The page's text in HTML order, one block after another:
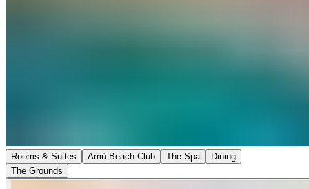
Rooms & Suites​​​​‌ ‍ ​‍​‍‌‍ ‌ ​‍‌‍‍‌‌‍‌ ‌‍‍‌‌‍ ‍​‍​‍​ ‍‍​‍​‍‌ ​ ‌‍​‌‌‍ ‍‌‍‍‌‌ ‌​‌ ‍‌​‍ ‍‌‍‍‌‌‍ ​‍​‍​‍ ​​‍​‍‌‍‍​‌ ​‍‌‍‌‌‌‍‌‍​‍​‍​ ‍‍​‍​‍‌‍‍​‌ ‌​‌ ‌​‌ ​​‌ ​ ​ ‍‍​‍ ​‍ ‌‍ ​​‍ ‌‌‍​‌‌‍ ‍‌‍‌​​‍ ‌‌ ​‍​‍ ‌‌‍‍​‌‍ ‌ ‌​‌‍‌‌‌‍ ​‌ ​ ​‍ ‌‌ ​ ‌ ‌​‌ ‌‌‌‍‌​‌‍‍‌‌‍ ​‍ ‍‌ ‌‍‌‍‌‌‌ ​‍‌‍​ ‌‍‌‌‌‍ ​​‍ ‍‌‍​‌‌ ​​‌ ​​​‍ ‌‍‍‌‌‍ ‍‌ ‌​‌‍‌‌‌‍ ‍‌ ‌​​‍ ‌‍‌‌‌‍‌​‌‍‍‌‌ ‌​​‍ ‌‍ ‌‌‍ ‌‍‌​‌‍‌‌​ ‌‌ ​​‌ ​‍‌‍‌‌‌ ​ ‌‍‌‌‌‍ ‍‌ ‌​‌‍​‌‌ ‌​‌‍‍‌‌‍ ‌‍ ‍​ ‍ ‌‍‍‌‌‍‌​​ ‌​ ‌‍​ ‌‌‌‍‌‌​ ‌‍​ ‍‌‌‍‌‍‌‍​ ‌‍‌​​‍ ‌‌‍‌‌‌‍​‌​ ‌​​ ‍‌​‍ ‌​ ‌​​ ‍​‌‍‌‍‌‍​‍​‍ ‌‌‍​‌​ ‌ ​ ‌ ​ ‌​​‍ ‌​ ​ ‌‍​‌‌‍‌‌​ ​​​ ‍‌‌‍​ ‌‍​‌‌‍‌‌​ ​‌‌‍‌‍​ ​‌​ ​ ​ ‍ ‌ ‌​‌ ‍‌‌ ​​‌‍‌‌​ ‌‌‍‍​‌‍ ‌ ‌​‌‍‌‌‌‍ ​‌‌​ ‌‍‍‌‌ ‌​‌‍‌‌‌‌​​‌‍​‌‌‍‌ ‌‍‌‌​ ‍ ‌ ​​‌‍​‌‌ ‌​‌‍‍​​ ‌‌ ​​‌‍​‌‌‍‌ ‌‍‌‌‌​​‍‌ ‌‌‌‍‍‌‌‍ ​‌‍‌​‌‍‌‌‌ ​‍​‍‌‌​ ‌‌‌​​‍‌‌ ‌‍‍ ‌‍‌‌‌ ‍‌​‍‌‌​ ​ ‌​‌​​‍‌‌​ ​ ‌​‌​​‍‌‌​ ​‍​ ​‍​ ​‍‌‍​ ‌‍​ ‌‍​‍​ ‌​‌‍​‍​ ​​​ ​‍​ ‌​‌‍​‍‌‍​‍‌‍‌​​‍‌‌​ ​‍​ ​‍​‍‌‌​ ‌‌‌​‌​​‍ ‍‌‍‌ ‌‍​‌‌‍ ​‌‍ ​‌‍‌‌‌ ​‍‌‍‍‌‌‍‌‌‌ ​ ​‍‌‌​ ‌‌‌​​‍‌‌ ‌‍‍ ‌‍‌‌‌ ‍‌​‍‌‌​ ​ ‌​‌​​‍‌‌​ ​ ‌​‌​​‍‌‌​ ​‍​ ​‍​ ​ ​ ‌‌​ ‌‍​ ​ ​ ​‌​ ‌ ​ ‌‍‌‍​‍‌‍​‍​ ​‌​ ‌​‌‍​‍​‍‌‌​ ​‍​ ​‍​‍‌‌​ ‌‌‌​‌​​‍ ‍‌ ‌​‌‍‍‌‌ ‌​‌‍ ​‌‍‌‌​ ‌‍​‍‌‍​‌‌ ​ ‌‍‌‌‌‌‌‌‌ ​‍‌‍ ​​ ‌‌‍‍​‌ ‌​‌ ‌​‌ ​​‌ ​ ​‍‌‌​ ​ ‌​​‌​‍‌‌​ ​‍‌​‌‍​‍‌‌​ ​‍‌​‌‍‌‍ ​​‍ ‌‌‍​‌‌‍ ‍‌‍‌​​‍ ‌‌ ​‍​‍ ‌‌‍‍​‌‍ ‌ ‌​‌‍‌‌‌‍ ​‌ ​ ​‍ ‌‌ ​ ‌ ‌​‌ ‌‌‌‍‌​‌‍‍‌‌‍ ​‍ ‍‌ ‌‍‌‍‌‌‌ ​‍‌‍​ ‌‍‌‌‌‍ ​​‍ ‍‌‍​‌‌ ​​‌ ​​​‍‌‍‌‍‍‌‌‍‌​​ ‌​ ‌‍​ ‌‌‌‍‌‌​ ‌‍​ ‍‌‌‍‌‍‌‍​ ‌‍‌​​‍ ‌‌‍‌‌‌‍​‌​ ‌​​ ‍‌​‍ ‌​ ‌​​ ‍​‌‍‌‍‌‍​‍​‍ ‌‌‍​‌​ ‌ ​ ‌ ​ ‌​​‍ ‌​ ​ ‌‍​‌‌‍‌‌​ ​​​ ‍‌‌‍​ ‌‍​‌‌‍‌‌​ ​‌‌‍‌‍​ ​‌​ ​ ​‍‌‍‌ ‌​‌ ‍‌‌ ​​‌‍‌‌​ ‌‌‍‍​‌‍ ‌ ‌​‌‍‌‌‌‍ ​‌‌​ ‌‍‍‌‌ ‌​‌‍‌‌‌‌​​‌‍​‌‌‍‌ ‌‍‌‌​‍‌‍‌ ​​‌‍​‌‌ ‌​‌‍‍​​ ‌‌ ​​‌‍​‌‌‍‌ ‌‍‌‌‌​​‍‌ ‌‌‌‍‍‌‌‍ ​‌‍‌​‌‍‌‌‌ ​‍​‍‌‌​ ‌‌‌​​‍‌‌ ‌‍‍ ‌‍‌‌‌ ‍‌​‍‌‌​ ​ ‌​‌​​‍‌‌​ ​ ‌​‌​​‍‌‌​ ​‍​ ​‍​ ​‍‌‍​ ‌‍​ ‌‍​‍​ ‌​‌‍​‍​ ​​​ ​‍​ ‌​‌‍​‍‌‍​‍‌‍‌​​‍‌‌​ ​‍​ ​‍​‍‌‌​ ‌‌‌​‌​​‍ ‍‌‍‌ ‌‍​‌‌‍ ​‌‍ ​‌‍‌‌‌ ​‍‌‍‍‌‌‍‌‌‌ ​ ​‍‌‌​ ‌‌‌​​‍‌‌ ‌‍‍ ‌‍‌‌‌ ‍‌​‍‌‌​ ​ ‌​‌​​‍‌‌​ ​ ‌​‌​​‍‌‌​ ​‍​ ​‍​ ​ ​ ‌‌​ ‌‍​ ​ ​ ​‌​ ‌ ​ ‌‍‌‍​‍‌‍​‍​ ​‌​ ‌​‌‍​‍​‍‌‌​ ​‍​ ​‍​‍‌‌​ ‌‌‌​‌​​‍ ‍‌ ‌​‌‍‍‌‌ ‌​‌‍ ​‌‍‌‌​‍‌‍‌ ​​‌‍‌‌‌ ​‍‌ ​ ‌ ​​‌‍‌‌‌‍​ ‌ ‌​‌‍‍‌‌ ‌‍‌‍‌‌​ ‌‌ ​​‌ ‌‌‌‍​‍‌‍ ​‌‍‍‌‌ ​ ‌‍‍​‌‍‌‌‌‍‌​​‍​‍‌ ‌ Amù Beach Club​​​​‌ ‍ ​‍​‍‌‍ ‌ ​‍‌‍‍‌‌‍‌ ‌‍‍‌‌‍ ‍​‍​‍​ ‍‍​‍​‍‌ ​ ‌‍​‌‌‍ ‍‌‍‍‌‌ ‌​‌ ‍‌​‍ ‍‌‍‍‌‌‍ ​‍​‍​‍ ​​‍​‍‌‍‍​‌ ​‍‌‍‌‌‌‍‌‍​‍​‍​ ‍‍​‍​‍‌‍‍​‌ ‌​‌ ‌​‌ ​​‌ ​ ​ ‍‍​‍ ​‍ ‌‍ ​​‍ ‌‌‍​‌‌‍ ‍‌‍‌​​‍ ‌‌ ​‍​‍ ‌‌‍‍​‌‍ ‌ ‌​‌‍‌‌‌‍ ​‌ ​ ​‍ ‌‌ ​ ‌ ‌​‌ ‌‌‌‍‌​‌‍‍‌‌‍ ​‍ ‍‌ ‌‍‌‍‌‌‌ ​‍‌‍​ ‌‍‌‌‌‍ ​​‍ ‍‌‍​‌‌ ​​‌ ​​​‍ ‌‍‍‌‌‍ ‍‌ ‌​‌‍‌‌‌‍ ‍‌ ‌​​‍ ‌‍‌‌‌‍‌​‌‍‍‌‌ ‌​​‍ ‌‍ ‌‌‍ ‌‍‌​‌‍‌‌​ ‌‌ ​​‌ ​‍‌‍‌‌‌ ​ ‌‍‌‌‌‍ ‍‌ ‌​‌‍​‌‌ ‌​‌‍‍‌‌‍ ‌‍ ‍​ ‍ ‌‍‍‌‌‍‌​​ ‌​ ‌‍​ ‌‌‌‍‌‌​ ‌‍​ ‍‌‌‍‌‍‌‍​ ‌‍‌​​‍ ‌‌‍‌‌‌‍​‌​ ‌​​ ‍‌​‍ ‌​ ‌​​ ‍​‌‍‌‍‌‍​‍​‍ ‌‌‍​‌​ ‌ ​ ‌ ​ ‌​​‍ ‌​ ​ ‌‍​‌‌‍‌‌​ ​​​ ‍‌‌‍​ ‌‍​‌‌‍‌‌​ ​‌‌‍‌‍​ ​‌​ ​ ​ ‍ ‌ ‌​‌ ‍‌‌ ​​‌‍‌‌​ ‌‌‍‍​‌‍ ‌ ‌​‌‍‌‌‌‍ ​‌‌​ ‌‍‍‌‌ ‌​‌‍‌‌‌‌​​‌‍​‌‌‍‌ ‌‍‌‌​ ‍ ‌ ​​‌‍​‌‌ ‌​‌‍‍​​ ‌‌ ​​‌‍​‌‌‍‌ ‌‍‌‌‌​​‍‌ ‌‌‌‍‍‌‌‍ ​‌‍‌​‌‍‌‌‌ ​‍​‍‌‌​ ‌‌‌​​‍‌‌ ‌‍‍ ‌‍‌‌‌ ‍‌​‍‌‌​ ​ ‌​‌​​‍‌‌​ ​ ‌​‌​​‍‌‌​ ​‍​ ​‍​ ​‍‌‍​ ‌‍​ ‌‍​‍​ ‌​‌‍​‍​ ​​​ ​‍​ ‌​‌‍​‍‌‍​‍‌‍‌​​‍‌‌​ ​‍​ ​‍​‍‌‌​ ‌‌‌​‌​​‍ ‍‌‍‌ ‌‍​‌‌‍ ​‌‍ ​‌‍‌‌‌ ​‍‌‍‍‌‌‍‌‌‌ ​ ​‍‌‌​ ‌‌‌​​‍‌‌ ‌‍‍ ‌‍‌‌‌ ‍‌​‍‌‌​ ​ ‌​‌​​‍‌‌​ ​ ‌​‌​​‍‌‌​ ​‍​ ​‍​ ‌‍​ ‍‌‌‍​‌‌‍‌​​ ​‍​ ‍‌​ ‌‍‌‍​‌‌‍‌​‌‍‌‍​ ​‌‌‍‌​​‍‌‌​ ​‍​ ​‍​‍‌‌​ ‌‌‌​‌​​‍ ‍‌ ‌​‌‍‍‌‌ ‌​‌‍ ​‌‍‌‌​ ‌‍​‍‌‍​‌‌ ​ ‌‍‌‌‌‌‌‌‌ ​‍‌‍ ​​ ‌‌‍‍​‌ ‌​‌ ‌​‌ ​​‌ ​ ​‍‌‌​ ​ ‌​​‌​‍‌‌​ ​‍‌​‌‍​‍‌‌​ ​‍‌​‌‍‌‍ ​​‍ ‌‌‍​‌‌‍ ‍‌‍‌​​‍ ‌‌ ​‍​‍ ‌‌‍‍​‌‍ ‌ ‌​‌‍‌‌‌‍ ​‌ ​ ​‍ ‌‌ ​ ‌ ‌​‌ ‌‌‌‍‌​‌‍‍‌‌‍ ​‍ ‍‌ ‌‍‌‍‌‌‌ ​‍‌‍​ ‌‍‌‌‌‍ ​​‍ ‍‌‍​‌‌ ​​‌ ​​​‍‌‍‌‍‍‌‌‍‌​​ ‌​ ‌‍​ ‌‌‌‍‌‌​ ‌‍​ ‍‌‌‍‌‍‌‍​ ‌‍‌​​‍ ‌‌‍‌‌‌‍​‌​ ‌​​ ‍‌​‍ ‌​ ‌​​ ‍​‌‍‌‍‌‍​‍​‍ ‌‌‍​‌​ ‌ ​ ‌ ​ ‌​​‍ ‌​ ​ ‌‍​‌‌‍‌‌​ ​​​ ‍‌‌‍​ ‌‍​‌‌‍‌‌​ ​‌‌‍‌‍​ ​‌​ ​ ​‍‌‍‌ ‌​‌ ‍‌‌ ​​‌‍‌‌​ ‌‌‍‍​‌‍ ‌ ‌​‌‍‌‌‌‍ ​‌‌​ ‌‍‍‌‌ ‌​‌‍‌‌‌‌​​‌‍​‌‌‍‌ ‌‍‌‌​‍‌‍‌ ​​‌‍​‌‌ ‌​‌‍‍​​ ‌‌ ​​‌‍​‌‌‍‌ ‌‍‌‌‌​​‍‌ ‌‌‌‍‍‌‌‍ ​‌‍‌​‌‍‌‌‌ ​‍​‍‌‌​ ‌‌‌​​‍‌‌ ‌‍‍ ‌‍‌‌‌ ‍‌​‍‌‌​ ​ ‌​‌​​‍‌‌​ ​ ‌​‌​​‍‌‌​ ​‍​ ​‍​ ​‍‌‍​ ‌‍​ ‌‍​‍​ ‌​‌‍​‍​ ​​​ ​‍​ ‌​‌‍​‍‌‍​‍‌‍‌​​‍‌‌​ ​‍​ ​‍​‍‌‌​ ‌‌‌​‌​​‍ ‍‌‍‌ ‌‍​‌‌‍ ​‌‍ ​‌‍‌‌‌ ​‍‌‍‍‌‌‍‌‌‌ ​ ​‍‌‌​ ‌‌‌​​‍‌‌ ‌‍‍ ‌‍‌‌‌ ‍‌​‍‌‌​ ​ ‌​‌​​‍‌‌​ ​ ‌​‌​​‍‌‌​ ​‍​ ​‍​ ‌‍​ ‍‌‌‍​‌‌‍‌​​ ​‍​ ‍‌​ ‌‍‌‍​‌‌‍‌​‌‍‌‍​ ​‌‌‍‌​​‍‌‌​ ​‍​ ​‍​‍‌‌​ ‌‌‌​‌​​‍ ‍‌ ‌​‌‍‍‌‌ ‌​‌‍ ​‌‍‌‌​‍‌‍‌ ​​‌‍‌‌‌ ​‍‌ ​ ‌ ​​‌‍‌‌‌‍​ ‌ ‌​‌‍‍‌‌ ‌‍‌‍‌‌​ ‌‌ ​​‌ ‌‌‌‍​‍‌‍ ​‌‍‍‌‌ ​ ‌‍‍​‌‍‌‌‌‍‌​​‍​‍‌ ‌ The Spa​​​​‌ ‍ ​‍​‍‌‍ ‌ ​‍‌‍‍‌‌‍‌ ‌‍‍‌‌‍ ‍​‍​‍​ ‍‍​‍​‍‌ ​ ‌‍​‌‌‍ ‍‌‍‍‌‌ ‌​‌ ‍‌​‍ ‍‌‍‍‌‌‍ ​‍​‍​‍ ​​‍​‍‌‍‍​‌ ​‍‌‍‌‌‌‍‌‍​‍​‍​ ‍‍​‍​‍‌‍‍​‌ ‌​‌ ‌​‌ ​​‌ ​ ​ ‍‍​‍ ​‍ ‌‍ ​​‍ ‌‌‍​‌‌‍ ‍‌‍‌​​‍ ‌‌ ​‍​‍ ‌‌‍‍​‌‍ ‌ ‌​‌‍‌‌‌‍ ​‌ ​ ​‍ ‌‌ ​ ‌ ‌​‌ ‌‌‌‍‌​‌‍‍‌‌‍ ​‍ ‍‌ ‌‍‌‍‌‌‌ ​‍‌‍​ ‌‍‌‌‌‍ ​​‍ ‍‌‍​‌‌ ​​‌ ​​​‍ ‌‍‍‌‌‍ ‍‌ ‌​‌‍‌‌‌‍ ‍‌ ‌​​‍ ‌‍‌‌‌‍‌​‌‍‍‌‌ ‌​​‍ ‌‍ ‌‌‍ ‌‍‌​‌‍‌‌​ ‌‌ ​​‌ ​‍‌‍‌‌‌ ​ ‌‍‌‌‌‍ ‍‌ ‌​‌‍​‌‌ ‌​‌‍‍‌‌‍ ‌‍ ‍​ ‍ ‌‍‍‌‌‍‌​​ ‌​ ‌‍​ ‌‌‌‍‌‌​ ‌‍​ ‍‌‌‍‌‍‌‍​ ‌‍‌​​‍ ‌‌‍‌‌‌‍​‌​ ‌​​ ‍‌​‍ ‌​ ‌​​ ‍​‌‍‌‍‌‍​‍​‍ ‌‌‍​‌​ ‌ ​ ‌ ​ ‌​​‍ ‌​ ​ ‌‍​‌‌‍‌‌​ ​​​ ‍‌‌‍​ ‌‍​‌‌‍‌‌​ ​‌‌‍‌‍​ ​‌​ ​ ​ ‍ ‌ ‌​‌ ‍‌‌ ​​‌‍‌‌​ ‌‌‍‍​‌‍ ‌ ‌​‌‍‌‌‌‍ ​‌‌​ ‌‍‍‌‌ ‌​‌‍‌‌‌‌​​‌‍​‌‌‍‌ ‌‍‌‌​ ‍ ‌ ​​‌‍​‌‌ ‌​‌‍‍​​ ‌‌ ​​‌‍​‌‌‍‌ ‌‍‌‌‌​​‍‌ ‌‌‌‍‍‌‌‍ ​‌‍‌​‌‍‌‌‌ ​‍​‍‌‌​ ‌‌‌​​‍‌‌ ‌‍‍ ‌‍‌‌‌ ‍‌​‍‌‌​ ​ ‌​‌​​‍‌‌​ ​ ‌​‌​​‍‌‌​ ​‍​ ​‍​ ​‍‌‍​ ‌‍​ ‌‍​‍​ ‌​‌‍​‍​ ​​​ ​‍​ ‌​‌‍​‍‌‍​‍‌‍‌​​‍‌‌​ ​‍​ ​‍​‍‌‌​ ‌‌‌​‌​​‍ ‍‌‍‌ ‌‍​‌‌‍ ​‌‍ ​‌‍‌‌‌ ​‍‌‍‍‌‌‍‌‌‌ ​ ​‍‌‌​ ‌‌‌​​‍‌‌ ‌‍‍ ‌‍‌‌‌ ‍‌​‍‌‌​ ​ ‌​‌​​‍‌‌​ ​ ‌​‌​​‍‌‌​ ​‍​ ​‍‌‍‌‍‌‍‌‍​ ‌‍​ ​ ​ ​​‌‍​‍​ ​‌​ ‌‌​ ​ ​ ‌​‌‍‌‍‌‍‌​​‍‌‌​ ​‍​ ​‍​‍‌‌​ ‌‌‌​‌​​‍ ‍‌ ‌​‌‍‍‌‌ ‌​‌‍ ​‌‍‌‌​ ‌‍​‍‌‍​‌‌ ​ ‌‍‌‌‌‌‌‌‌ ​‍‌‍ ​​ ‌‌‍‍​‌ ‌​‌ ‌​‌ ​​‌ ​ ​‍‌‌​ ​ ‌​​‌​‍‌‌​ ​‍‌​‌‍​‍‌‌​ ​‍‌​‌‍‌‍ ​​‍ ‌‌‍​‌‌‍ ‍‌‍‌​​‍ ‌‌ ​‍​‍ ‌‌‍‍​‌‍ ‌ ‌​‌‍‌‌‌‍ ​‌ ​ ​‍ ‌‌ ​ ‌ ‌​‌ ‌‌‌‍‌​‌‍‍‌‌‍ ​‍ ‍‌ ‌‍‌‍‌‌‌ ​‍‌‍​ ‌‍‌‌‌‍ ​​‍ ‍‌‍​‌‌ ​​‌ ​​​‍‌‍‌‍‍‌‌‍‌​​ ‌​ ‌‍​ ‌‌‌‍‌‌​ ‌‍​ ‍‌‌‍‌‍‌‍​ ‌‍‌​​‍ ‌‌‍‌‌‌‍​‌​ ‌​​ ‍‌​‍ ‌​ ‌​​ ‍​‌‍‌‍‌‍​‍​‍ ‌‌‍​‌​ ‌ ​ ‌ ​ ‌​​‍ ‌​ ​ ‌‍​‌‌‍‌‌​ ​​​ ‍‌‌‍​ ‌‍​‌‌‍‌‌​ ​‌‌‍‌‍​ ​‌​ ​ ​‍‌‍‌ ‌​‌ ‍‌‌ ​​‌‍‌‌​ ‌‌‍‍​‌‍ ‌ ‌​‌‍‌‌‌‍ ​‌‌​ ‌‍‍‌‌ ‌​‌‍‌‌‌‌​​‌‍​‌‌‍‌ ‌‍‌‌​‍‌‍‌ ​​‌‍​‌‌ ‌​‌‍‍​​ ‌‌ ​​‌‍​‌‌‍‌ ‌‍‌‌‌​​‍‌ ‌‌‌‍‍‌‌‍ ​‌‍‌​‌‍‌‌‌ ​‍​‍‌‌​ ‌‌‌​​‍‌‌ ‌‍‍ ‌‍‌‌‌ ‍‌​‍‌‌​ ​ ‌​‌​​‍‌‌​ ​ ‌​‌​​‍‌‌​ ​‍​ ​‍​ ​‍‌‍​ ‌‍​ ‌‍​‍​ ‌​‌‍​‍​ ​​​ ​‍​ ‌​‌‍​‍‌‍​‍‌‍‌​​‍‌‌​ ​‍​ ​‍​‍‌‌​ ‌‌‌​‌​​‍ ‍‌‍‌ ‌‍​‌‌‍ ​‌‍ ​‌‍‌‌‌ ​‍‌‍‍‌‌‍‌‌‌ ​ ​‍‌‌​ ‌‌‌​​‍‌‌ ‌‍‍ ‌‍‌‌‌ ‍‌​‍‌‌​ ​ ‌​‌​​‍‌‌​ ​ ‌​‌​​‍‌‌​ ​‍​ ​‍‌‍‌‍‌‍‌‍​ ‌‍​ ​ ​ ​​‌‍​‍​ ​‌​ ‌‌​ ​ ​ ‌​‌‍‌‍‌‍‌​​‍‌‌​ ​‍​ ​‍​‍‌‌​ ‌‌‌​‌​​‍ ‍‌ ‌​‌‍‍‌‌ ‌​‌‍ ​‌‍‌‌​‍‌‍‌ ​​‌‍‌‌‌ ​‍‌ ​ ‌ ​​‌‍‌‌‌‍​ ‌ ‌​‌‍‍‌‌ ‌‍‌‍‌‌​ ‌‌ ​​‌ ‌‌‌‍​‍‌‍ ​‌‍‍‌‌ ​ ‌‍‍​‌‍‌‌‌‍‌​​‍​‍‌ ‌
Dining​​​​‌ ‍ ​‍​‍‌‍ ‌ ​‍‌‍‍‌‌‍‌ ‌‍‍‌‌‍ ‍​‍​‍​ ‍‍​‍​‍‌ ​ ‌‍​‌‌‍ ‍‌‍‍‌‌ ‌​‌ ‍‌​‍ ‍‌‍‍‌‌‍ ​‍​‍​‍ ​​‍​‍‌‍‍​‌ ​‍‌‍‌‌‌‍‌‍​‍​‍​ ‍‍​‍​‍‌‍‍​‌ ‌​‌ ‌​‌ ​​‌ ​ ​ ‍‍​‍ ​‍ ‌‍ ​​‍ ‌‌‍​‌‌‍ ‍‌‍‌​​‍ ‌‌ ​‍​‍ ‌‌‍‍​‌‍ ‌ ‌​‌‍‌‌‌‍ ​‌ ​ ​‍ ‌‌ ​ ‌ ‌​‌ ‌‌‌‍‌​‌‍‍‌‌‍ ​‍ ‍‌ ‌‍‌‍‌‌‌ ​‍‌‍​ ‌‍‌‌‌‍ ​​‍ ‍‌‍​‌‌ ​​‌ ​​​‍ ‌‍‍‌‌‍ ‍‌ ‌​‌‍‌‌‌‍ ‍‌ ‌​​‍ ‌‍‌‌‌‍‌​‌‍‍‌‌ ‌​​‍ ‌‍ ‌‌‍ ‌‍‌​‌‍‌‌​ ‌‌ ​​‌ ​‍‌‍‌‌‌ ​ ‌‍‌‌‌‍ ‍‌ ‌​‌‍​‌‌ ‌​‌‍‍‌‌‍ ‌‍ ‍​ ‍ ‌‍‍‌‌‍‌​​ ‌​ ‌‍​ ‌‌‌‍‌‌​ ‌‍​ ‍‌‌‍‌‍‌‍​ ‌‍‌​​‍ ‌‌‍‌‌‌‍​‌​ ‌​​ ‍‌​‍ ‌​ ‌​​ ‍​‌‍‌‍‌‍​‍​‍ ‌‌‍​‌​ ‌ ​ ‌ ​ ‌​​‍ ‌​ ​ ‌‍​‌‌‍‌‌​ ​​​ ‍‌‌‍​ ‌‍​‌‌‍‌‌​ ​‌‌‍‌‍​ ​‌​ ​ ​ ‍ ‌ ‌​‌ ‍‌‌ ​​‌‍‌‌​ ‌‌‍‍​‌‍ ‌ ‌​‌‍‌‌‌‍ ​‌‌​ ‌‍‍‌‌ ‌​‌‍‌‌‌‌​​‌‍​‌‌‍‌ ‌‍‌‌​ ‍ ‌ ​​‌‍​‌‌ ‌​‌‍‍​​ ‌‌ ​​‌‍​‌‌‍‌ ‌‍‌‌‌​​‍‌ ‌‌‌‍‍‌‌‍ ​‌‍‌​‌‍‌‌‌ ​‍​‍‌‌​ ‌‌‌​​‍‌‌ ‌‍‍ ‌‍‌‌‌ ‍‌​‍‌‌​ ​ ‌​‌​​‍‌‌​ ​ ‌​‌​​‍‌‌​ ​‍​ ​‍​ ​‍‌‍​ ‌‍​ ‌‍​‍​ ‌​‌‍​‍​ ​​​ ​‍​ ‌​‌‍​‍‌‍​‍‌‍‌​​‍‌‌​ ​‍​ ​‍​‍‌‌​ ‌‌‌​‌​​‍ ‍‌‍‌ ‌‍​‌‌‍ ​‌‍ ​‌‍‌‌‌ ​‍‌‍‍‌‌‍‌‌‌ ​ ​‍‌‌​ ‌‌‌​​‍‌‌ ‌‍‍ ‌‍‌‌‌ ‍‌​‍‌‌​ ​ ‌​‌​​‍‌‌​ ​ ‌​‌​​‍‌‌​ ​‍​ ​‍‌‍‌‍‌‍​ ​ ‍‌​ ​​​ ‌​‌‍‌​‌‍​‌​ ​​‌‍‌‌​ ‌‌‌‍‌‍​ ​ ​‍‌‌​ ​‍​ ​‍​‍‌‌​ ‌‌‌​‌​​‍ ‍‌ ‌​‌‍‍‌‌ ‌​‌‍ ​‌‍‌‌​ ‌‍​‍‌‍​‌‌ ​ ‌‍‌‌‌‌‌‌‌ ​‍‌‍ ​​ ‌‌‍‍​‌ ‌​‌ ‌​‌ ​​‌ ​ ​‍‌‌​ ​ ‌​​‌​‍‌‌​ ​‍‌​‌‍​‍‌‌​ ​‍‌​‌‍‌‍ ​​‍ ‌‌‍​‌‌‍ ‍‌‍‌​​‍ ‌‌ ​‍​‍ ‌‌‍‍​‌‍ ‌ ‌​‌‍‌‌‌‍ ​‌ ​ ​‍ ‌‌ ​ ‌ ‌​‌ ‌‌‌‍‌​‌‍‍‌‌‍ ​‍ ‍‌ ‌‍‌‍‌‌‌ ​‍‌‍​ ‌‍‌‌‌‍ ​​‍ ‍‌‍​‌‌ ​​‌ ​​​‍‌‍‌‍‍‌‌‍‌​​ ‌​ ‌‍​ ‌‌‌‍‌‌​ ‌‍​ ‍‌‌‍‌‍‌‍​ ‌‍‌​​‍ ‌‌‍‌‌‌‍​‌​ ‌​​ ‍‌​‍ ‌​ ‌​​ ‍​‌‍‌‍‌‍​‍​‍ ‌‌‍​‌​ ‌ ​ ‌ ​ ‌​​‍ ‌​ ​ ‌‍​‌‌‍‌‌​ ​​​ ‍‌‌‍​ ‌‍​‌‌‍‌‌​ ​‌‌‍‌‍​ ​‌​ ​ ​‍‌‍‌ ‌​‌ ‍‌‌ ​​‌‍‌‌​ ‌‌‍‍​‌‍ ‌ ‌​‌‍‌‌‌‍ ​‌‌​ ‌‍‍‌‌ ‌​‌‍‌‌‌‌​​‌‍​‌‌‍‌ ‌‍‌‌​‍‌‍‌ ​​‌‍​‌‌ ‌​‌‍‍​​ ‌‌ ​​‌‍​‌‌‍‌ ‌‍‌‌‌​​‍‌ ‌‌‌‍‍‌‌‍ ​‌‍‌​‌‍‌‌‌ ​‍​‍‌‌​ ‌‌‌​​‍‌‌ ‌‍‍ ‌‍‌‌‌ ‍‌​‍‌‌​ ​ ‌​‌​​‍‌‌​ ​ ‌​‌​​‍‌‌​ ​‍​ ​‍​ ​‍‌‍​ ‌‍​ ‌‍​‍​ ‌​‌‍​‍​ ​​​ ​‍​ ‌​‌‍​‍‌‍​‍‌‍‌​​‍‌‌​ ​‍​ ​‍​‍‌‌​ ‌‌‌​‌​​‍ ‍‌‍‌ ‌‍​‌‌‍ ​‌‍ ​‌‍‌‌‌ ​‍‌‍‍‌‌‍‌‌‌ ​ ​‍‌‌​ ‌‌‌​​‍‌‌ ‌‍‍ ‌‍‌‌‌ ‍‌​‍‌‌​ ​ ‌​‌​​‍‌‌​ ​ ‌​‌​​‍‌‌​ ​‍​ ​‍‌‍‌‍‌‍​ ​ ‍‌​ ​​​ ‌​‌‍‌​‌‍​‌​ ​​‌‍‌‌​ ‌‌‌‍‌‍​ ​ ​‍‌‌​ ​‍​ ​‍​‍‌‌​ ‌‌‌​‌​​‍ ‍‌ ‌​‌‍‍‌‌ ‌​‌‍ ​‌‍‌‌​‍‌‍‌ ​​‌‍‌‌‌ ​‍‌ ​ ‌ ​​‌‍‌‌‌‍​ ‌ ‌​‌‍‍‌‌ ‌‍‌‍‌‌​ ‌‌ ​​‌ ‌‌‌‍​‍‌‍ ​‌‍‍‌‌ ​ ‌‍‍​‌‍‌‌‌‍‌​​‍​‍‌ ‌
The Grounds​​​​‌ ‍ ​‍​‍‌‍ ‌ ​‍‌‍‍‌‌‍‌ ‌‍‍‌‌‍ ‍​‍​‍​ ‍‍​‍​‍‌ ​ ‌‍​‌‌‍ ‍‌‍‍‌‌ ‌​‌ ‍‌​‍ ‍‌‍‍‌‌‍ ​‍​‍​‍ ​​‍​‍‌‍‍​‌ ​‍‌‍‌‌‌‍‌‍​‍​‍​ ‍‍​‍​‍‌‍‍​‌ ‌​‌ ‌​‌ ​​‌ ​ ​ ‍‍​‍ ​‍ ‌‍ ​​‍ ‌‌‍​‌‌‍ ‍‌‍‌​​‍ ‌‌ ​‍​‍ ‌‌‍‍​‌‍ ‌ ‌​‌‍‌‌‌‍ ​‌ ​ ​‍ ‌‌ ​ ‌ ‌​‌ ‌‌‌‍‌​‌‍‍‌‌‍ ​‍ ‍‌ ‌‍‌‍‌‌‌ ​‍‌‍​ ‌‍‌‌‌‍ ​​‍ ‍‌‍​‌‌ ​​‌ ​​​‍ ‌‍‍‌‌‍ ‍‌ ‌​‌‍‌‌‌‍ ‍‌ ‌​​‍ ‌‍‌‌‌‍‌​‌‍‍‌‌ ‌​​‍ ‌‍ ‌‌‍ ‌‍‌​‌‍‌‌​ ‌‌ ​​‌ ​‍‌‍‌‌‌ ​ ‌‍‌‌‌‍ ‍‌ ‌​‌‍​‌‌ ‌​‌‍‍‌‌‍ ‌‍ ‍​ ‍ ‌‍‍‌‌‍‌​​ ‌​ ‌‍​ ‌‌‌‍‌‌​ ‌‍​ ‍‌‌‍‌‍‌‍​ ‌‍‌​​‍ ‌‌‍‌‌‌‍​‌​ ‌​​ ‍‌​‍ ‌​ ‌​​ ‍​‌‍‌‍‌‍​‍​‍ ‌‌‍​‌​ ‌ ​ ‌ ​ ‌​​‍ ‌​ ​ ‌‍​‌‌‍‌‌​ ​​​ ‍‌‌‍​ ‌‍​‌‌‍‌‌​ ​‌‌‍‌‍​ ​‌​ ​ ​ ‍ ‌ ‌​‌ ‍‌‌ ​​‌‍‌‌​ ‌‌‍‍​‌‍ ‌ ‌​‌‍‌‌‌‍ ​‌‌​ ‌‍‍‌‌ ‌​‌‍‌‌‌‌​​‌‍​‌‌‍‌ ‌‍‌‌​ ‍ ‌ ​​‌‍​‌‌ ‌​‌‍‍​​ ‌‌ ​​‌‍​‌‌‍‌ ‌‍‌‌‌​​‍‌ ‌‌‌‍‍‌‌‍ ​‌‍‌​‌‍‌‌‌ ​‍​‍‌‌​ ‌‌‌​​‍‌‌ ‌‍‍ ‌‍‌‌‌ ‍‌​‍‌‌​ ​ ‌​‌​​‍‌‌​ ​ ‌​‌​​‍‌‌​ ​‍​ ​‍​ ​‍‌‍​ ‌‍​ ‌‍​‍​ ‌​‌‍​‍​ ​​​ ​‍​ ‌​‌‍​‍‌‍​‍‌‍‌​​‍‌‌​ ​‍​ ​‍​‍‌‌​ ‌‌‌​‌​​‍ ‍‌‍‌ ‌‍​‌‌‍ ​‌‍ ​‌‍‌‌‌ ​‍‌‍‍‌‌‍‌‌‌ ​ ​‍‌‌​ ‌‌‌​​‍‌‌ ‌‍‍ ‌‍‌‌‌ ‍‌​‍‌‌​ ​ ‌​‌​​‍‌‌​ ​ ‌​‌​​‍‌‌​ ​‍​ ​‍​ ​‍‌‍‌‍​ ‌‍​ ‌‌​ ‍​​ ‍​​ ‌‌‌‍​‌‌‍​ ​ ​‌​ ​ ​ ‌ ​‍‌‌​ ​‍​ ​‍​‍‌‌​ ‌‌‌​‌​​‍ ‍‌ ‌​‌‍‍‌‌ ‌​‌‍ ​‌‍‌‌​ ‌‍​‍‌‍​‌‌ ​ ‌‍‌‌‌‌‌‌‌ ​‍‌‍ ​​ ‌‌‍‍​‌ ‌​‌ ‌​‌ ​​‌ ​ ​‍‌‌​ ​ ‌​​‌​‍‌‌​ ​‍‌​‌‍​‍‌‌​ ​‍‌​‌‍‌‍ ​​‍ ‌‌‍​‌‌‍ ‍‌‍‌​​‍ ‌‌ ​‍​‍ ‌‌‍‍​‌‍ ‌ ‌​‌‍‌‌‌‍ ​‌ ​ ​‍ ‌‌ ​ ‌ ‌​‌ ‌‌‌‍‌​‌‍‍‌‌‍ ​‍ ‍‌ ‌‍‌‍‌‌‌ ​‍‌‍​ ‌‍‌‌‌‍ ​​‍ ‍‌‍​‌‌ ​​‌ ​​​‍‌‍‌‍‍‌‌‍‌​​ ‌​ ‌‍​ ‌‌‌‍‌‌​ ‌‍​ ‍‌‌‍‌‍‌‍​ ‌‍‌​​‍ ‌‌‍‌‌‌‍​‌​ ‌​​ ‍‌​‍ ‌​ ‌​​ ‍​‌‍‌‍‌‍​‍​‍ ‌‌‍​‌​ ‌ ​ ‌ ​ ‌​​‍ ‌​ ​ ‌‍​‌‌‍‌‌​ ​​​ ‍‌‌‍​ ‌‍​‌‌‍‌‌​ ​‌‌‍‌‍​ ​‌​ ​ ​‍‌‍‌ ‌​‌ ‍‌‌ ​​‌‍‌‌​ ‌‌‍‍​‌‍ ‌ ‌​‌‍‌‌‌‍ ​‌‌​ ‌‍‍‌‌ ‌​‌‍‌‌‌‌​​‌‍​‌‌‍‌ ‌‍‌‌​‍‌‍‌ ​​‌‍​‌‌ ‌​‌‍‍​​ ‌‌ ​​‌‍​‌‌‍‌ ‌‍‌‌‌​​‍‌ ‌‌‌‍‍‌‌‍ ​‌‍‌​‌‍‌‌‌ ​‍​‍‌‌​ ‌‌‌​​‍‌‌ ‌‍‍ ‌‍‌‌‌ ‍‌​‍‌‌​ ​ ‌​‌​​‍‌‌​ ​ ‌​‌​​‍‌‌​ ​‍​ ​‍​ ​‍‌‍​ ‌‍​ ‌‍​‍​ ‌​‌‍​‍​ ​​​ ​‍​ ‌​‌‍​‍‌‍​‍‌‍‌​​‍‌‌​ ​‍​ ​‍​‍‌‌​ ‌‌‌​‌​​‍ ‍‌‍‌ ‌‍​‌‌‍ ​‌‍ ​‌‍‌‌‌ ​‍‌‍‍‌‌‍‌‌‌ ​ ​‍‌‌​ ‌‌‌​​‍‌‌ ‌‍‍ ‌‍‌‌‌ ‍‌​‍‌‌​ ​ ‌​‌​​‍‌‌​ ​ ‌​‌​​‍‌‌​ ​‍​ ​‍​ ​‍‌‍‌‍​ ‌‍​ ‌‌​ ‍​​ ‍​​ ‌‌‌‍​‌‌‍​ ​ ​‌​ ​ ​ ‌ ​‍‌‌​ ​‍​ ​‍​‍‌‌​ ‌‌‌​‌​​‍ ‍‌ ‌​‌‍‍‌‌ ‌​‌‍ ​‌‍‌‌​‍‌‍‌ ​​‌‍‌‌‌ ​‍‌ ​ ‌ ​​‌‍‌‌‌‍​ ‌ ‌​‌‍‍‌‌ ‌‍‌‍‌‌​ ‌‌ ​​‌ ‌‌‌‍​‍‌‍ ​‌‍‍‌‌ ​ ‌‍‍​‌‍‌‌‌‍‌​​‍​‍‌ ‌